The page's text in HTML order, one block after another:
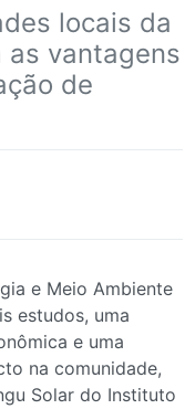
locais da
as vantagens
de
e Meio Ambiente
estudos, uma
e uma
na comunidade,
Solar do Instituto